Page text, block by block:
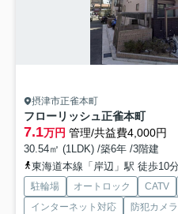
摂津市正雀本町
フローリッシュ正雀本町
7.1万円 管理/共益費4,000円
30.54㎡ (1LDK) /築6年 /3階建
東海道本線「岸辺」駅 徒歩10
駐輪場 オートロック CATV
インターネット対応
防犯カメラ